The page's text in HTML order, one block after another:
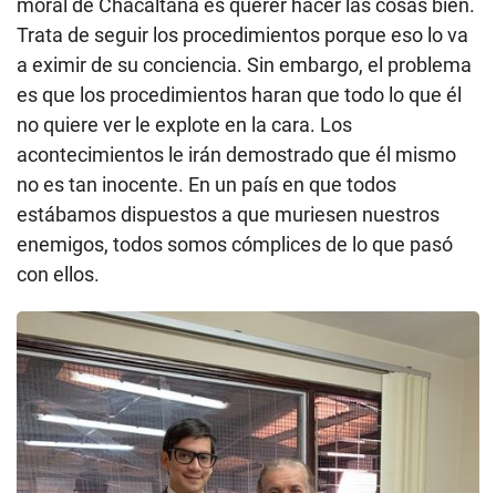
moral de Chacaltana es querer hacer las cosas bien.
Trata de seguir los procedimientos porque eso lo va
a eximir de su conciencia. Sin embargo, el problema
es que los procedimientos haran que todo lo que él
no quiere ver le explote en la cara. Los
acontecimientos le irán demostrado que él mismo
no es tan inocente. En un país en que todos
estábamos dispuestos a que muriesen nuestros
enemigos, todos somos cómplices de lo que pasó
con ellos.